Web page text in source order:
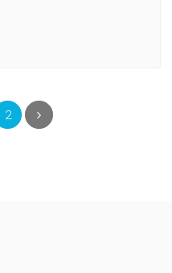
2(current)Suivant